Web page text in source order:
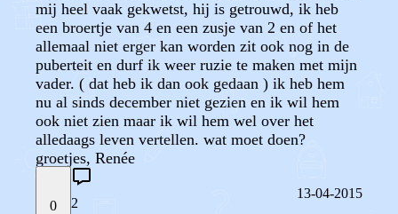
mij heel vaak gekwetst, hij is getrouwd, ik heb
een broertje van 4 en een zusje van 2 en of het
allemaal niet erger kan worden zit ook nog in de
puberteit en durf ik weer ruzie te maken met mijn
vader. ( dat heb ik dan ook gedaan ) ik heb hem
nu al sinds december niet gezien en ik wil hem
ook niet zien maar ik wil hem wel over het
alledaags leven vertellen. wat moet doen?
groetjes, Renée
0 2
13-04-2015